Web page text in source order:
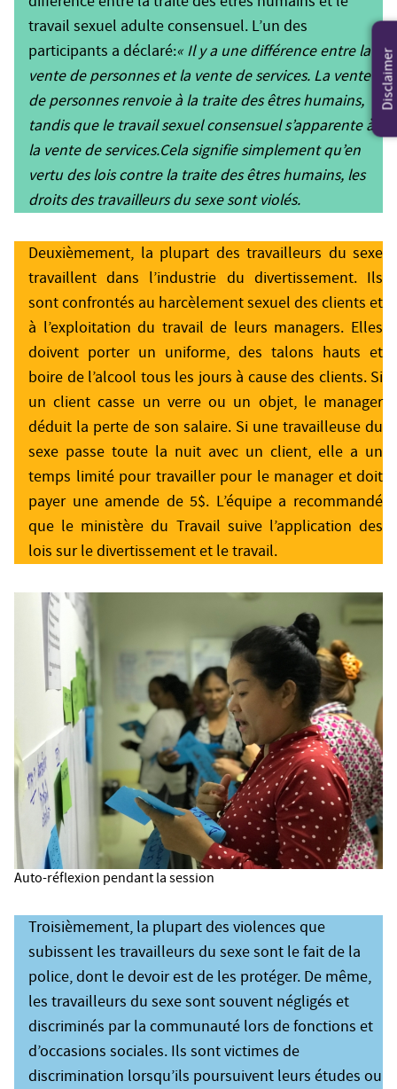
travail sexuel adulte consensuel. L’un des
participants a déclaré:« Il y a une différence entre la
vente de personnes et la vente de services. La vente
de personnes renvoie à la traite des êtres humains,
tandis que le travail sexuel consensuel s’apparente à
la vente de services.Cela signifie simplement qu’en
vertu des lois contre la traite des êtres humains, les
droits des travailleurs du sexe sont violés.
Deuxièmement, la plupart des travailleurs du sexe
travaillent dans l’industrie du divertissement. Ils
sont confrontés au harcèlement sexuel des clients et
à l’exploitation du travail de leurs managers. Elles
doivent porter un uniforme, des talons hauts et
boire de l’alcool tous les jours à cause des clients. Si
un client casse un verre ou un objet, le manager
déduit la perte de son salaire. Si une travailleuse du
sexe passe toute la nuit avec un client, elle a un
temps limité pour travailler pour le manager et doit
payer une amende de 5$. L’équipe a recommandé
que le ministère du Travail suive l’application des
lois sur le divertissement et le travail.
Auto-réflexion pendant la session
Troisièmement, la plupart des violences que
subissent les travailleurs du sexe sont le fait de la
police, dont le devoir est de les protéger. De même,
les travailleurs du sexe sont souvent négligés et
discriminés par la communauté lors de fonctions et
d’occasions sociales. Ils sont victimes de
discrimination lorsqu’ils poursuivent leurs études ou
Disclaimer